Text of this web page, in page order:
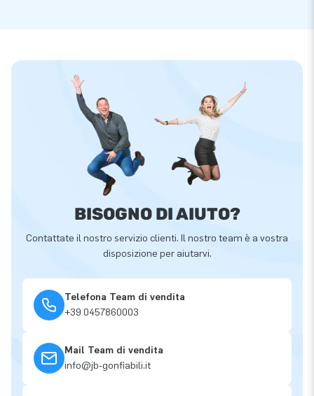
BISOGNO DI AIUTO?
Contattate il nostro servizio clienti. Il nostro team è a vostra
disposizione per aiutarvi.
Telefona Team di vendita
+39 0457860003
Mail Team di vendita
info@jb-gonfiabili.it